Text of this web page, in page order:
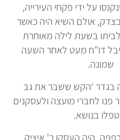
על ידי פקחי העירייה,
אולם השיא היה כאשר
בשעת לילה מאוחרת
דו”ח מעט לאחר השעה
שמונה.
בגדר ‘הקש ששבר את גב
פנו לחברי מועצה ולעסקנים
בנושא.